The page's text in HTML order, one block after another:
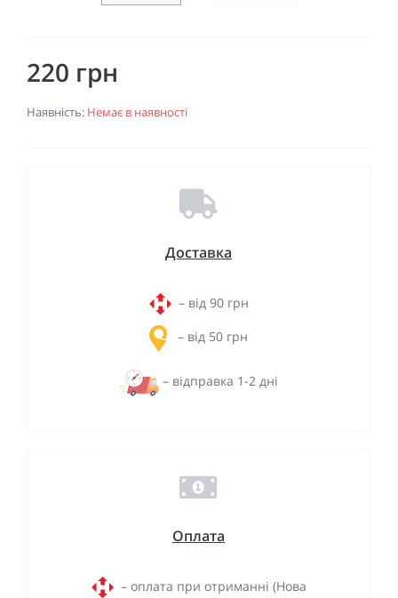
220 грн
Наявність: Немає в наявності
Доставка
– від 90 грн
– від 50 грн
– відправка 1-2 дні
Оплата
– оплата при отриманні (Нова